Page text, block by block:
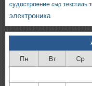
судостроение сыр текстиль
электроника
Пн Вт Ср